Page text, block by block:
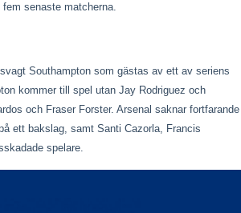
fem senaste matcherna.
Southampton som gästas av ett av seriens
kommer till spel utan Jay Rodriguez och
och Fraser Forster. Arsenal saknar fortfarande
ett bakslag, samt Santi Cazorla, Francis
spelare.